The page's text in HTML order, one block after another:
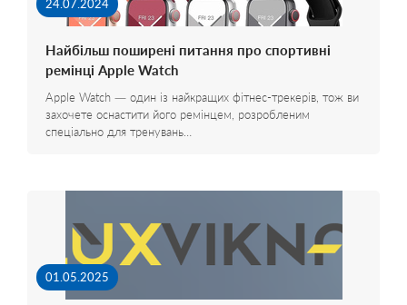
24.07.2024
Найбільш поширені питання про спортивні
ремінці Apple Watch
Apple Watch — один із найкращих фітнес-трекерів, тож ви
захочете оснастити його ремінцем, розробленим
спеціально для тренувань…
01.05.2025